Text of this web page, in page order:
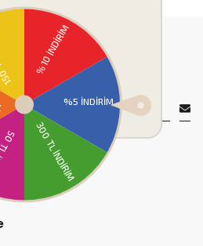
sen haberdar ol!